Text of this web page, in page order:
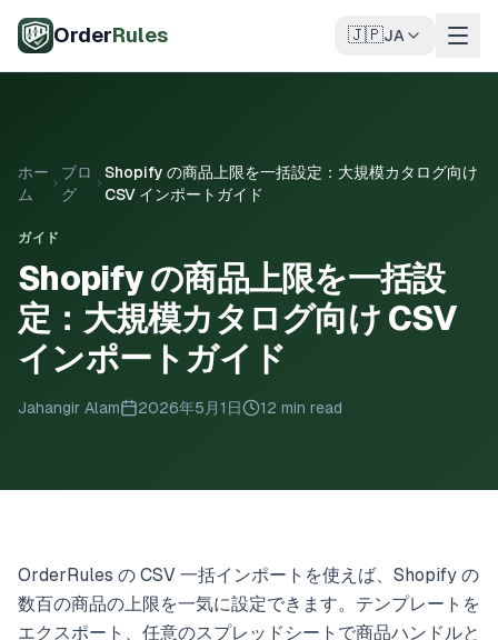
OrderRules 🇯🇵JA
ホー
ム
ブロ
グ
Shopify の商品上限を一括設定：大規模カタログ向け
CSV インポートガイド
ガイド
Shopify の商品上限を一括設
定：大規模カタログ向け CSV
インポートガイド
Jahangir Alam 2026年5月1日 12 min read
OrderRules の CSV 一括インポートを使えば、Shopify の
数百の商品の上限を一気に設定できます。テンプレートを
エクスポート、任意のスプレッドシートで商品ハンドルと